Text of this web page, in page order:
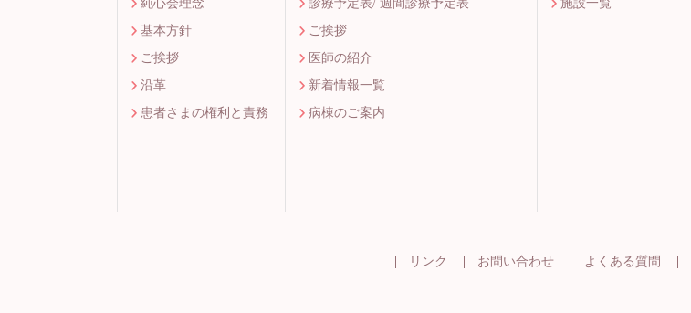
純心会理念
基本方針
ご挨拶
沿革
患者さまの権利と責務
診療予定表/ 週間診療予定表
ご挨拶
医師の紹介
新着情報一覧
病棟のご案内
施設一覧
リンク お問い合わせ よくある質問